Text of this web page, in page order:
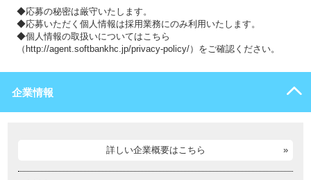
◆応募の秘密は厳守いたします。
◆応募いただく個人情報は採用業務にのみ利用いたします。
◆個人情報の取扱いについてはこちら
（http://agent.softbankhc.jp/privacy-policy/）をご確認ください。
企業情報
詳しい企業概要はこちら